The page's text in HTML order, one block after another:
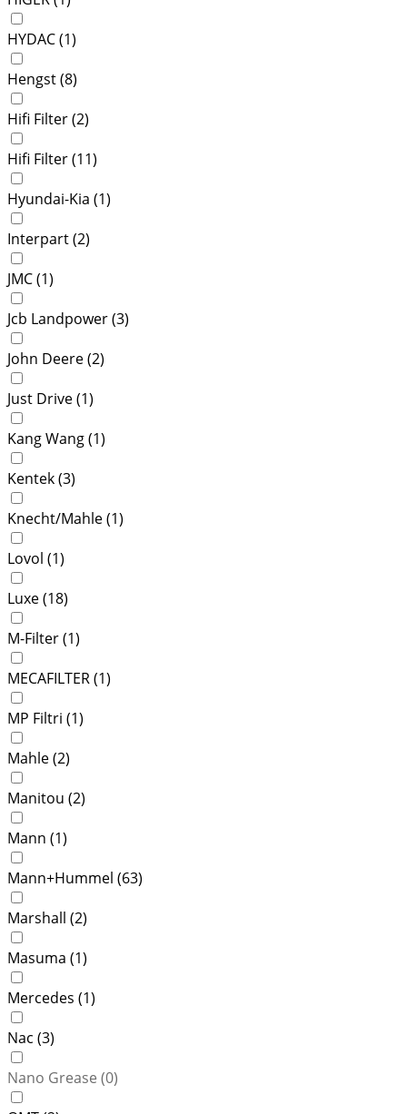
HYDAC (1)
Hengst (8)
Hifi Filter (2)
Hifi Filter (11)
Hyundai-Kia (1)
Interpart (2)
JMC (1)
Jcb Landpower (3)
John Deere (2)
Just Drive (1)
Kang Wang (1)
Kentek (3)
Knecht/Mahle (1)
Lovol (1)
Luxe (18)
M-Filter (1)
MECAFILTER (1)
MP Filtri (1)
Mahle (2)
Manitou (2)
Mann (1)
Mann+Hummel (63)
Marshall (2)
Masuma (1)
Mercedes (1)
Nac (3)
Nano Grease (0)